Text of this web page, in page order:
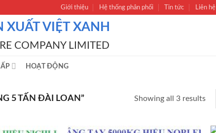
Giới thiệu Hệ thống phân phối Tin tức Liên hệ
XUẤT VIỆT XANH
COMPANY LIMITED
HOẠT ĐỘNG
5 TẤN ĐÀI LOAN” Showing all 3 results